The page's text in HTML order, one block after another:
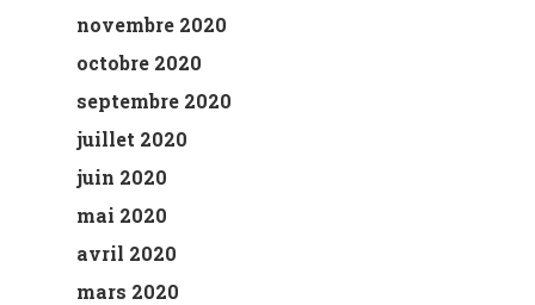
novembre 2020
octobre 2020
septembre 2020
juillet 2020
juin 2020
mai 2020
avril 2020
mars 2020